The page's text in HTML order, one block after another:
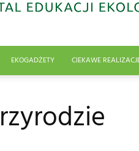
EKOGADŻETY CIEKAWE